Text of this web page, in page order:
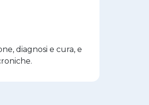
diagnosi e cura, e